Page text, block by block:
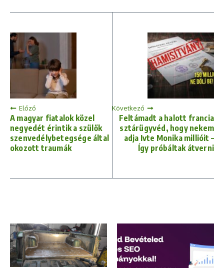
Előző
A magyar fiatalok közel
negyedét érintik a szülők
szenvedélybetegsége által
okozott traumák
Következő
Feltámadt a halott francia
sztárügyvéd, hogy nekem
adja Ivte Monika millióit –
Így próbáltak átverni